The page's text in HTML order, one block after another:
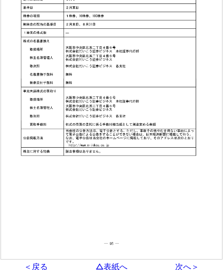
＜戻る △表紙へ 次へ＞